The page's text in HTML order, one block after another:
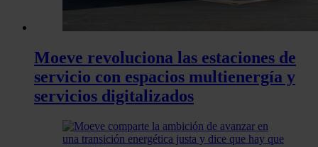
Moeve revoluciona las estaciones de
servicio con espacios multienergía y
servicios digitalizados